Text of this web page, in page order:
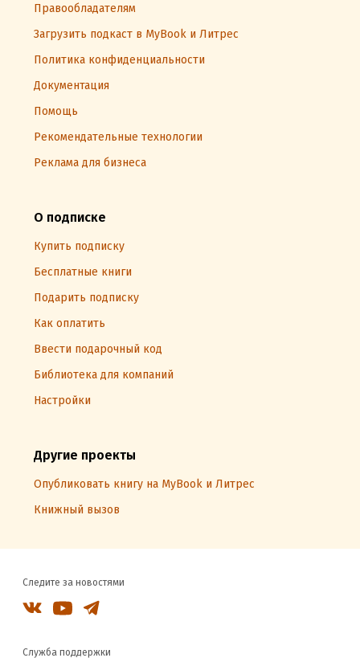
Правообладателям
Загрузить подкаст в MyBook и Литрес
Политика конфиденциальности
Документация
Помощь
Рекомендательные технологии
Реклама для бизнеса
О подписке
Купить подписку
Бесплатные книги
Подарить подписку
Как оплатить
Ввести подарочный код
Библиотека для компаний
Настройки
Другие проекты
Опубликовать книгу на MyBook и Литрес
Книжный вызов
Следите за новостями
Служба поддержки